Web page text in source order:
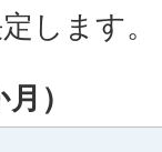
します。
）